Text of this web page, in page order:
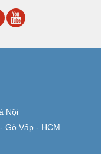
Nội
Gò Vấp - HCM